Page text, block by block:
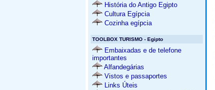
História do Antigo Egipto
Cultura Egípcia
Cozinha egípcia
TOOLBOX TURISMO - Egipto
Embaixadas e de telefone
importantes
Alfandegárias
Vistos e passaportes
Links Úteis